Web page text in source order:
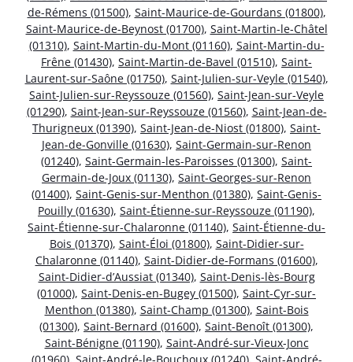
de-Rémens (01500), Saint-Maurice-de-Gourdans (01800),
Saint-Maurice-de-Beynost (01700), Saint-Martin-le-Châtel
(01310), Saint-Martin-du-Mont (01160), Saint-Martin-du-
Frêne (01430), Saint-Martin-de-Bavel (01510), Saint-
Laurent-sur-Saône (01750), Saint-Julien-sur-Veyle (01540),
Saint-Julien-sur-Reyssouze (01560), Saint-Jean-sur-Veyle
(01290), Saint-Jean-sur-Reyssouze (01560), Saint-Jean-de-
Thurigneux (01390), Saint-Jean-de-Niost (01800), Saint-
Jean-de-Gonville (01630), Saint-Germain-sur-Renon
(01240), Saint-Germain-les-Paroisses (01300), Saint-
Germain-de-Joux (01130), Saint-Georges-sur-Renon
(01400), Saint-Genis-sur-Menthon (01380), Saint-Genis-
Pouilly (01630), Saint-Étienne-sur-Reyssouze (01190),
Saint-Étienne-sur-Chalaronne (01140), Saint-Étienne-du-
Bois (01370), Saint-Éloi (01800), Saint-Didier-sur-
Chalaronne (01140), Saint-Didier-de-Formans (01600),
Saint-Didier-d’Aussiat (01340), Saint-Denis-lès-Bourg
(01000), Saint-Denis-en-Bugey (01500), Saint-Cyr-sur-
Menthon (01380), Saint-Champ (01300), Saint-Bois
(01300), Saint-Bernard (01600), Saint-Benoît (01300),
Saint-Bénigne (01190), Saint-André-sur-Vieux-Jonc
(01960), Saint-André-le-Bouchoux (01240), Saint-André-